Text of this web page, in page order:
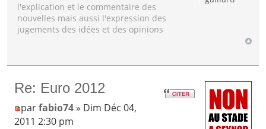
l'explication et le commentaire des
nouvelles mais aussi l'expression des
jugements des idées et des opinions
Re: Euro 2012
parfabio74» Dim Déc 04,
2011 2:30 pm